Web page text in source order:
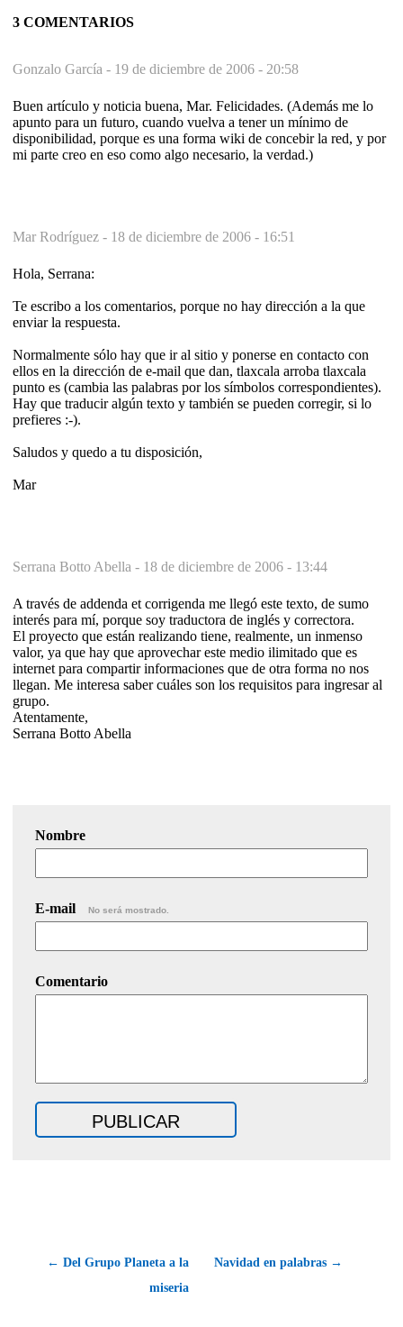
3 COMENTARIOS
Gonzalo García - 19 de diciembre de 2006 - 20:58
Buen artículo y noticia buena, Mar. Felicidades. (Además me lo
apunto para un futuro, cuando vuelva a tener un mínimo de
disponibilidad, porque es una forma wiki de concebir la red, y por
mi parte creo en eso como algo necesario, la verdad.)
Mar Rodríguez - 18 de diciembre de 2006 - 16:51
Hola, Serrana:
Te escribo a los comentarios, porque no hay dirección a la que
enviar la respuesta.
Normalmente sólo hay que ir al sitio y ponerse en contacto con
ellos en la dirección de e-mail que dan, tlaxcala arroba tlaxcala
punto es (cambia las palabras por los símbolos correspondientes).
Hay que traducir algún texto y también se pueden corregir, si lo
prefieres :-).
Saludos y quedo a tu disposición,
Mar
Serrana Botto Abella - 18 de diciembre de 2006 - 13:44
A través de addenda et corrigenda me llegó este texto, de sumo
interés para mí, porque soy traductora de inglés y correctora.
El proyecto que están realizando tiene, realmente, un inmenso
valor, ya que hay que aprovechar este medio ilimitado que es
internet para compartir informaciones que de otra forma no nos
llegan. Me interesa saber cuáles son los requisitos para ingresar al
grupo.
Atentamente,
Serrana Botto Abella
Nombre
E-mail No será mostrado.
Comentario
← Del Grupo Planeta a la
miseria
Navidad en palabras →